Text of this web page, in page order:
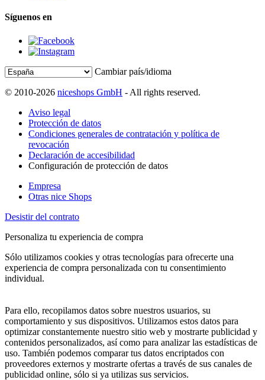
Síguenos en
Cambiar país/idioma
© 2010-2026 niceshops GmbH - All rights reserved.
Aviso legal
Protección de datos
Condiciones generales de contratación y política de
revocación
Declaración de accesibilidad
Configuración de protección de datos
Empresa
Otras nice Shops
Desistir del contrato
Personaliza tu experiencia de compra
Sólo utilizamos cookies y otras tecnologías para ofrecerte una
experiencia de compra personalizada con tu consentimiento
individual.
Para ello, recopilamos datos sobre nuestros usuarios, su
comportamiento y sus dispositivos. Utilizamos estos datos para
optimizar constantemente nuestro sitio web y mostrarte publicidad y
contenidos personalizados, así como para analizar las estadísticas de
uso. También podemos comparar tus datos encriptados con
proveedores externos y mostrarte ofertas a través de sus canales de
publicidad online, sólo si ya utilizas sus servicios.